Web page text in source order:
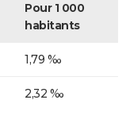
Pour 1 000
habitants
1,79 ‰
2,32 ‰